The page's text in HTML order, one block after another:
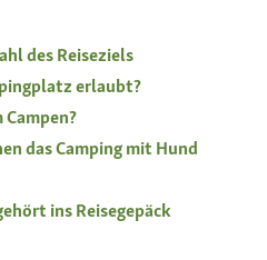
des Reiseziels
erlaubt?
das Camping mit Hund
ins Reisegepäck